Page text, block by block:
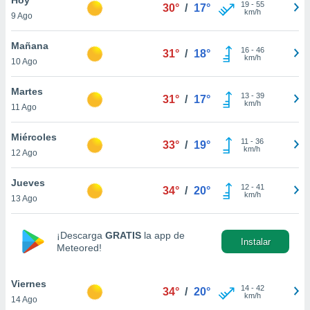
en
más
nuestra
de
aceptar
de
9 Ago
30° / 17° 19- 55
km/h
Mañana
10 Ago
31° / 18° 16- 46
km/h
Martes
11 Ago
31° / 17° 13- 39
km/h
Miércoles
12 Ago
33° / 19° 11 - 36
km/h
Jueves
13 Ago
34° / 20° 12- 41
km/h
¡Descarga GRATIS la app de
Meteored!
Instalar
Viernes
14 Ago
34° / 20° 14- 42
km/h